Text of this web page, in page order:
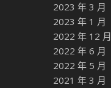
2023 年 3 月
2023 年 1 月
2022 年 12 月
2022 年 6 月
2022 年 5 月
2021 年 3 月